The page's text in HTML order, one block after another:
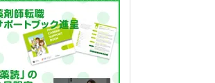
正社員
パート(週4日～5日)